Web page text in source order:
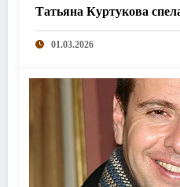
Татьяна Куртукова
01.03.2026